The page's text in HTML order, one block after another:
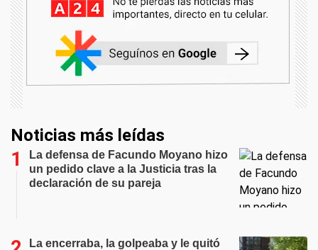
Noticias más leídas
La defensa de Facundo Moyano hizo
un pedido clave a la Justicia tras la
declaración de su pareja
La encerraba, la golpeaba y le quitó